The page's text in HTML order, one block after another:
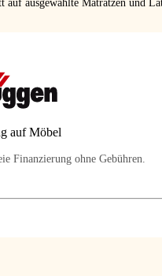
auf ausgewählte Matratzen und
auf Möbel
Finanzierung ohne Gebühren.